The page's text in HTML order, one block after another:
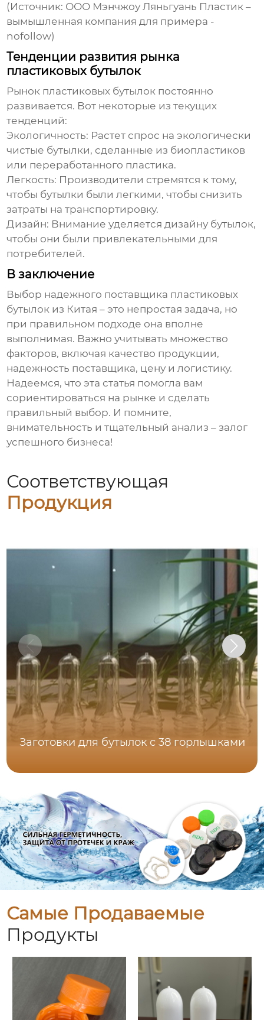
(Источник: ООО Мэнчжоу Ляньгуань Пластик –
вымышленная компания для примера -
nofollow)
Тенденции развития рынка
пластиковых бутылок
Рынок пластиковых бутылок постоянно
развивается. Вот некоторые из текущих
тенденций:
Экологичность: Растет спрос на экологически
чистые бутылки, сделанные из биопластиков
или переработанного пластика.
Легкость: Производители стремятся к тому,
чтобы бутылки были легкими, чтобы снизить
затраты на транспортировку.
Дизайн: Внимание уделяется дизайну бутылок,
чтобы они были привлекательными для
потребителей.
В заключение
Выбор надежного поставщика пластиковых
бутылок из Китая – это непростая задача, но
при правильном подходе она вполне
выполнимая. Важно учитывать множество
факторов, включая качество продукции,
надежность поставщика, цену и логистику.
Надеемся, что эта статья помогла вам
сориентироваться на рынке и сделать
правильный выбор. И помните,
внимательность и тщательный анализ – залог
успешного бизнеса!
Соответствующая
Продукция
Заготовки для бутылок с 38 горлышками
Самые Продаваемые
Продукты